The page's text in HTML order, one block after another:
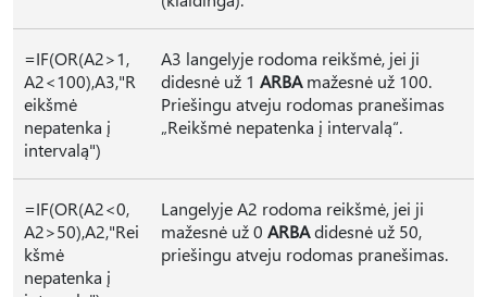
=IF(OR(A2>1,
A2<100),A3,"R
eikšmė
nepatenka į
intervalą")
A3 langelyje rodoma reikšmė, jei ji
didesnė už 1 ARBAmažesnė už 100.
Priešingu atveju rodomas pranešimas
„Reikšmė nepatenka į intervalą“.
=IF(OR(A2<0,
A2>50),A2,"Rei
kšmė
nepatenka į
Langelyje A2 rodoma reikšmė, jei ji
mažesnė už 0 ARBAdidesnė už 50,
priešingu atveju rodomas pranešimas.